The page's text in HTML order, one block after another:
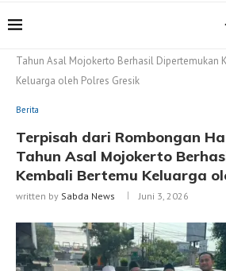
Tahun Asal Mojokerto Berhasil Dipertemukan
Keluarga oleh Polres Gresik
Berita
Terpisah dari Rombongan
Tahun Asal Mojokerto
Kembali Bertemu Keluarga
written by Sabda News Juni 3, 2026